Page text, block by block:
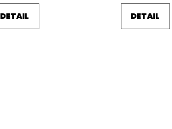
DETAIL DETAIL